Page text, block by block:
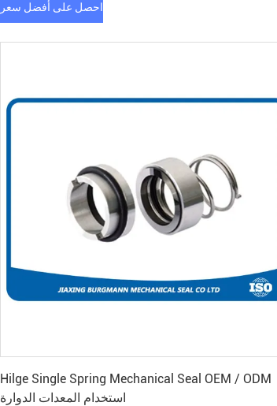
احصل على أفضل سعر
Hilge Single Spring Mechanical Seal OEM / ODM
استخدام المعدات الدوارة